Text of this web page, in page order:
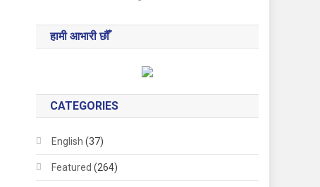
हामी आभारी छौँ
CATEGORIES
English (37)
Featured (264)